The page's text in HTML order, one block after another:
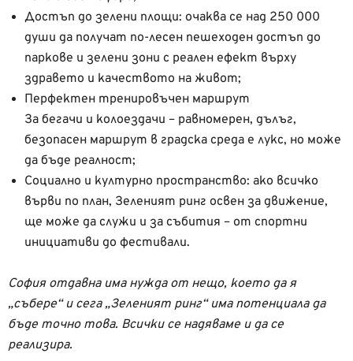
Достъп до зелени площи: очаква се над 250 000
души да получат по-лесен пешеходен достъп до
паркове и зелени зони с реален ефект върху
здравето и качеството на живот;
Перфектен тренировъчен маршрут
За бегачи и колоездачи – равномерен, дълъг,
безопасен маршрут в градска среда е лукс, но може
да бъде реалност;
Социално и културно пространство: ако всичко
върви по план, Зеленият ринг освен за движение,
ще може да служи и за събития – от спортни
инициативи до фестивали.
София отдавна има нужда от нещо, което да я
„събере“ и сега „Зеленият ринг“ има потенциала да
бъде точно това. Всички се надяваме и да се
реализира.